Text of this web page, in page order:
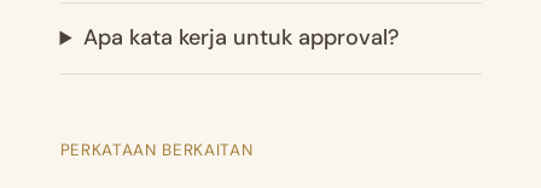
Apa kata kerja untuk approval?
PERKATAAN BERKAITAN